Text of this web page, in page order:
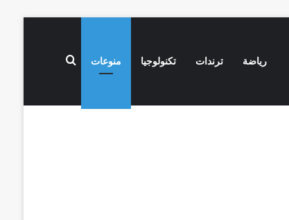
رياضة ترندات تكنولوجيا منوعات بحث عن